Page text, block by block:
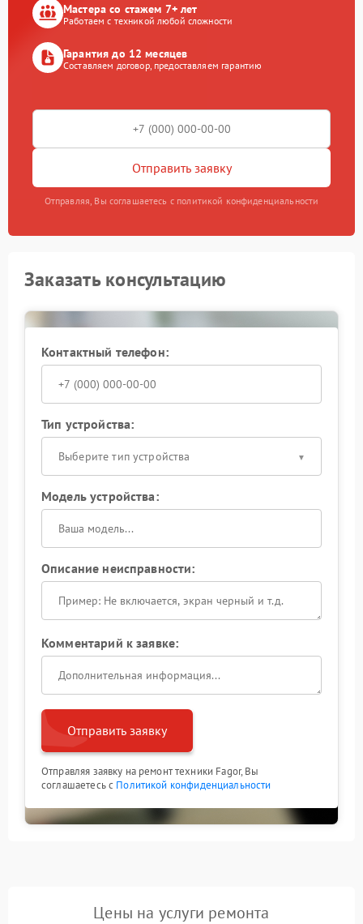
Мастера со стажем 7+ лет
Работаем с техникой любой сложности
Гарантия до 12 месяцев
Составляем договор, предоставляем гарантию
Отправить заявку
Отправляя, Вы соглашаетесь с политикой конфиденциальности
Заказать консультацию
Контактный телефон:
Тип устройства:
Выберите тип устройства
Модель устройства:
Описание неисправности:
Комментарий к заявке:
Отправить заявку
Отправляя заявку на ремонт техники Fagor, Вы
соглашаетесь с Политикой конфиденциальности
Цены на услуги ремонта